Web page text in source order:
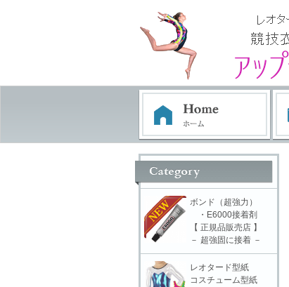
ボンド（超強力）
・E6000接着剤
【 正規品販売店 】
－ 超強固に接着 －
レオタード型紙
コスチューム型紙